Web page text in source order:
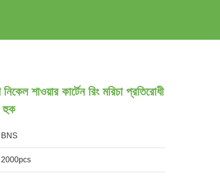
শাওয়ার কার্টেন রিং মরিচা প্রতিরোধী
হুক
BNS
2000pcs